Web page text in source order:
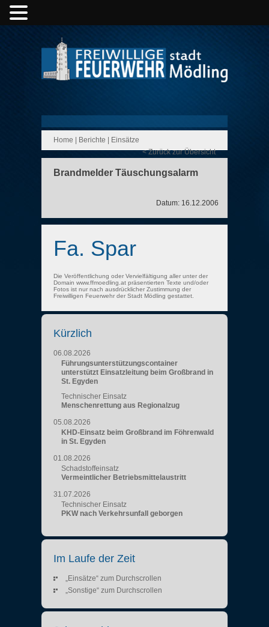
Home Berichte
Einsätze
< Zurück zur Übersicht
Brandmelder Täuschungsalarm
Datum: 16.12.2006
Fa. Spar
Die Veröffentlichung oder Vervielfältigung aller unter der
Domain www.ffmoedling.at präsentierten Texte und/oder
Fotos ist nur nach ausdrücklicher Zustimmung der
Freiwilligen Feuerwehr der Stadt Mödling gestattet.
Kürzlich
06.08.2026
Führungsunterstützungscontainer
unterstützt Einsatzleitung beim Großbrand in
St. Egyden
Technischer Einsatz
Menschenrettung aus Regionalzug
05.08.2026
KHD-Einsatz beim Großbrand im Föhrenwald
in St. Egyden
01.08.2026
Schadstoffeinsatz
Vermeintlicher Betriebsmittelaustritt
31.07.2026
Technischer Einsatz
PKW nach Verkehrsunfall geborgen
Im Laufe der Zeit
„Einsätze“ zum Durchscrollen
„Sonstige“ zum Durchscrollen